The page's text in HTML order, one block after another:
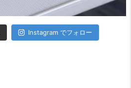
Instagram でフォロー